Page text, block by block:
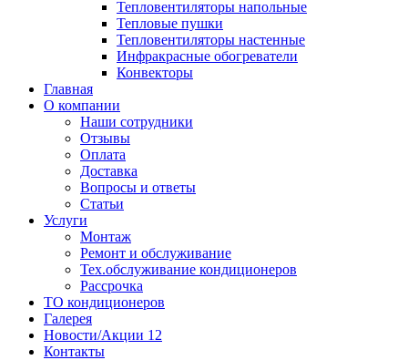
Тепловентиляторы напольные
Тепловые пушки
Тепловентиляторы настенные
Инфракрасные обогреватели
Конвекторы
Главная
О компании
Наши сотрудники
Отзывы
Оплата
Доставка
Вопросы и ответы
Статьи
Услуги
Монтаж
Ремонт и обслуживание
Тех.обслуживание кондиционеров
Рассрочка
ТО кондиционеров
Галерея
Новости/Акции 12
Контакты